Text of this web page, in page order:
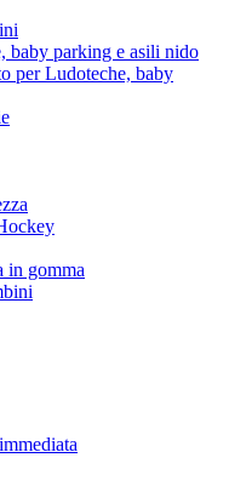
baby parking e asili nido
per Ludoteche, baby
in gomma